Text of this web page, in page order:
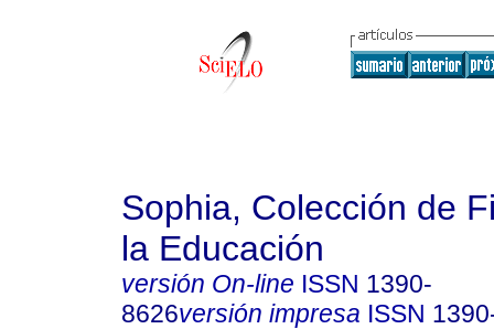
Sophia, Colección de
la Educación
versión On-line ISSN 1390-
8626versión impresa ISSN